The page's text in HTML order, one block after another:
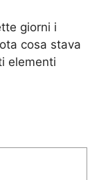
giorni i
cosa stava
elementi